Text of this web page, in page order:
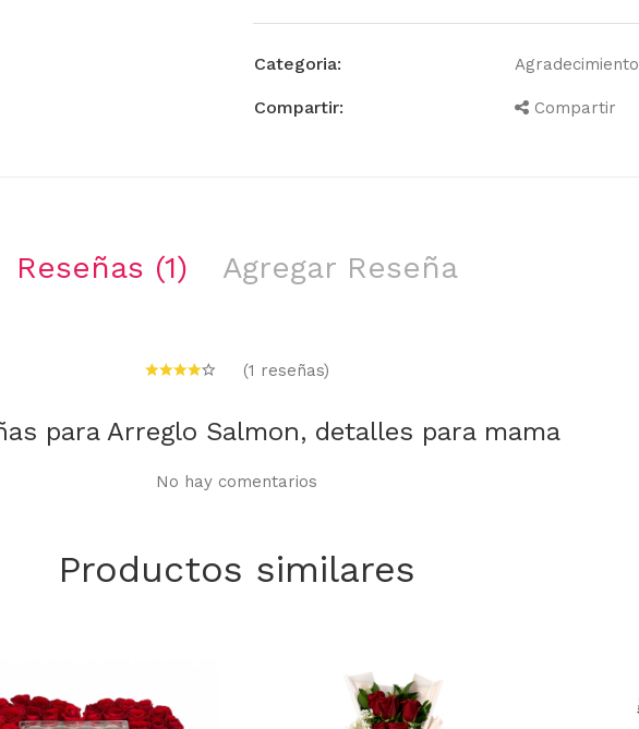
Categoria: Agradecimiento
Compartir: Compartir
Reseñas (1) Agregar Reseña
(1 reseñas)
para Arreglo Salmon, detalles para mama
No hay comentarios
Productos similares